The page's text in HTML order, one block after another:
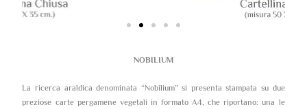
NOBILIUM
La ricerca araldica denominata “Nobilium” si presenta stampata su due
preziose carte pergamene vegetali in formato A4, che riportano: una le